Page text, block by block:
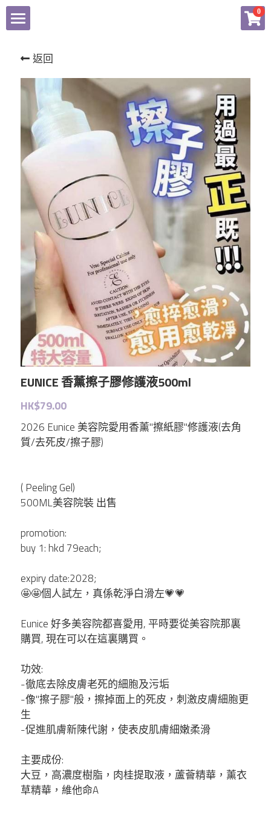
0
商品
所有商品分類
bb lab
Medipeel
PPaebar
Elthy
Feelfing
Growus
Eunice
LG
Dr.Melaxin
Sheibe
wellage
Sungboon
Raimethx
Ronas
WHOO后
Lefilleo
CHOSUNGAH MEGA FIT
付款辦法
Facebook
返回
EUNICE 香薰擦子膠修護液500ml
HK$79.00
2026 Eunice 美容院愛用香薰"擦紙膠"修護液(去角
質/去死皮/擦子膠)
( Peeling Gel)
500ML美容院裝 出售
promotion:
buy 1: hkd 79each;
expiry date:2028;
🤩🤩個人試左，真係乾淨白滑左💗💗
Eunice 好多美容院都喜愛用, 平時要從美容院那裏
購買, 現在可以在這裏購買。
功效:
-徹底去除皮膚老死的細胞及污垢
-像"擦子膠"般，擦掉面上的死皮，刺激皮膚細胞更
生
-促進肌膚新陳代謝，使表皮肌膚細嫩柔滑
主要成份:
大豆，高濃度樹脂，肉桂提取液，蘆薈精華，薰衣
草精華，維他命A
×
所有商品分類